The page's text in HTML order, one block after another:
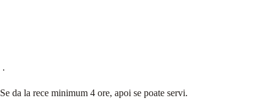
.
Se da la rece minimum 4 ore, apoi se poate servi.